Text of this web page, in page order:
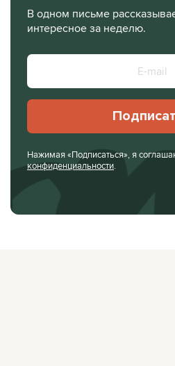
В одном письме
интересное за неделю.
Нажимая «Подписаться», я
конфиденциальности.